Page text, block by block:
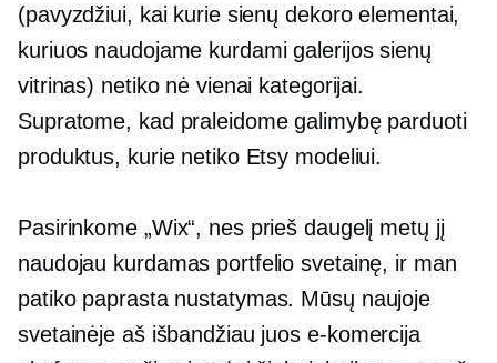
(pavyzdžiui, kai kurie sienų dekoro elementai,
kuriuos naudojame kurdami galerijos sienų
vitrinas) netiko nė vienai kategorijai.
Supratome, kad praleidome galimybę parduoti
produktus, kurie netiko Etsy modeliui.
Pasirinkome „Wix“, nes prieš daugelį metų jį
naudojau kurdamas portfelio svetainę, ir man
patiko paprasta nustatymas. Mūsų naujoje
svetainėje aš išbandžiau juos e-komercija